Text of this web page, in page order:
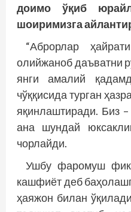
доимо ўқиб
шоиримизга
“Аброрлар
олийжаноб даъватни
янги амалий
чўққисида турган
яқинлаштиради. Биз
ана шундай
чорлайди.
Ушбу фаромуш
кашфиёт деб
ҳаяжон билан